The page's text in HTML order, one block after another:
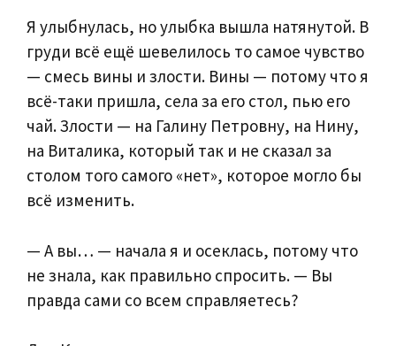
Я улыбнулась, но улыбка вышла натянутой. В
груди всё ещё шевелилось то самое чувство
— смесь вины и злости. Вины — потому что я
всё-таки пришла, села за его стол, пью его
чай. Злости — на Галину Петровну, на Нину,
на Виталика, который так и не сказал за
столом того самого «нет», которое могло бы
всё изменить.
— А вы… — начала я и осеклась, потому что
не знала, как правильно спросить. — Вы
правда сами со всем справляетесь?